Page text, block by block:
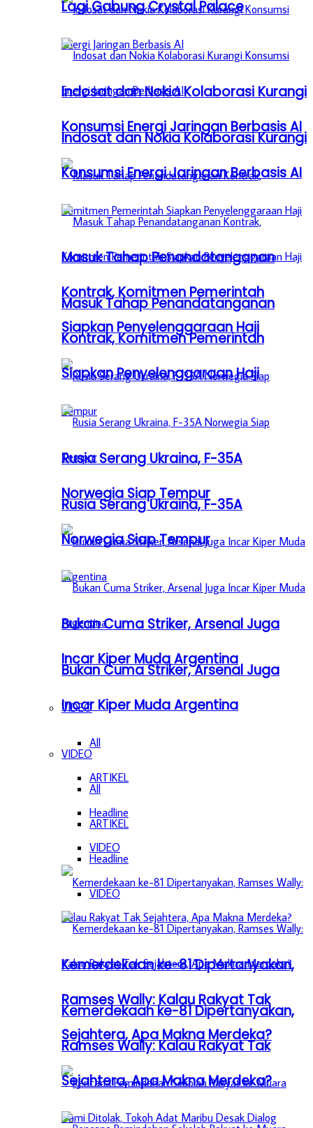
Indosat dan Nokia Kolaborasi Kurangi
Konsumsi Energi Jaringan Berbasis AI
Masuk Tahap Penandatanganan
Kontrak, Komitmen Pemerintah
Siapkan Penyelenggaraan Haji
Rusia Serang Ukraina, F-35A
Norwegia Siap Tempur
Bukan Cuma Striker, Arsenal Juga
Incar Kiper Muda Argentina
VIDEO
All
ARTIKEL
Headline
VIDEO
Kemerdekaan ke-81 Dipertanyakan,
Ramses Wally: Kalau Rakyat Tak
Sejahtera, Apa Makna Merdeka?
Lagi Gabung Crystal Palace
Indosat dan Nokia Kolaborasi Kurangi
Konsumsi Energi Jaringan Berbasis AI
Masuk Tahap Penandatanganan
Kontrak, Komitmen Pemerintah
Siapkan Penyelenggaraan Haji
Rusia Serang Ukraina, F-35A
Norwegia Siap Tempur
Bukan Cuma Striker, Arsenal Juga
Incar Kiper Muda Argentina
VIDEO
All
ARTIKEL
Headline
VIDEO
Kemerdekaan ke-81 Dipertanyakan,
Ramses Wally: Kalau Rakyat Tak
Sejahtera, Apa Makna Merdeka?